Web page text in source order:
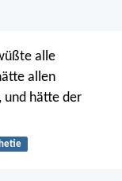
alle
allen
und hätte der